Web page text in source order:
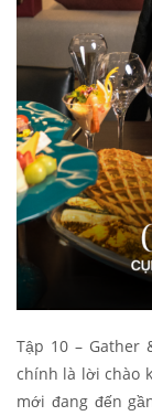
Tập 10 – Gather
chính là lời chào
mới đang đến